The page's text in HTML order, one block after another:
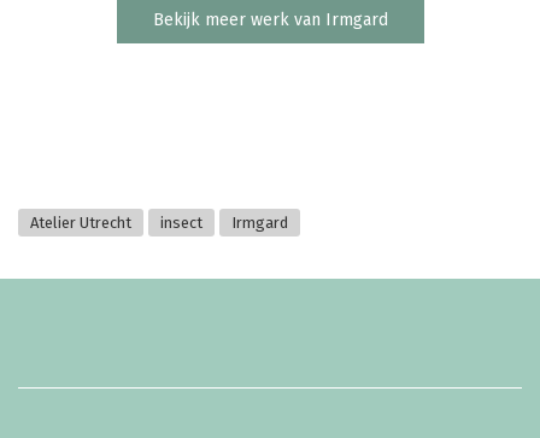
Bekijk meer werk van Irmgard
Atelier Utrecht insect Irmgard